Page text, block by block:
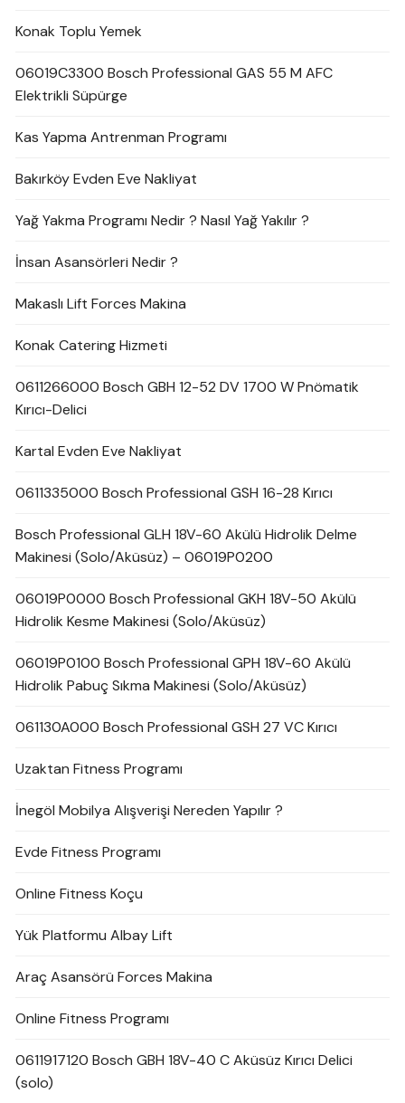
Konak Toplu Yemek
06019C3300 Bosch Professional GAS 55 M AFC
Elektrikli Süpürge
Kas Yapma Antrenman Programı
Bakırköy Evden Eve Nakliyat
Yağ Yakma Programı Nedir ? Nasıl Yağ Yakılır ?
İnsan Asansörleri Nedir ?
Makaslı Lift Forces Makina
Konak Catering Hizmeti
0611266000 Bosch GBH 12-52 DV 1700 W Pnömatik
Kırıcı-Delici
Kartal Evden Eve Nakliyat
0611335000 Bosch Professional GSH 16-28 Kırıcı
Bosch Professional GLH 18V-60 Akülü Hidrolik Delme
Makinesi (Solo/Aküsüz) – 06019P0200
06019P0000 Bosch Professional GKH 18V-50 Akülü
Hidrolik Kesme Makinesi (Solo/Aküsüz)
06019P0100 Bosch Professional GPH 18V-60 Akülü
Hidrolik Pabuç Sıkma Makinesi (Solo/Aküsüz)
061130A000 Bosch Professional GSH 27 VC Kırıcı
Uzaktan Fitness Programı
İnegöl Mobilya Alışverişi Nereden Yapılır ?
Evde Fitness Programı
Online Fitness Koçu
Yük Platformu Albay Lift
Araç Asansörü Forces Makina
Online Fitness Programı
0611917120 Bosch GBH 18V-40 C Aküsüz Kırıcı Delici
(solo)